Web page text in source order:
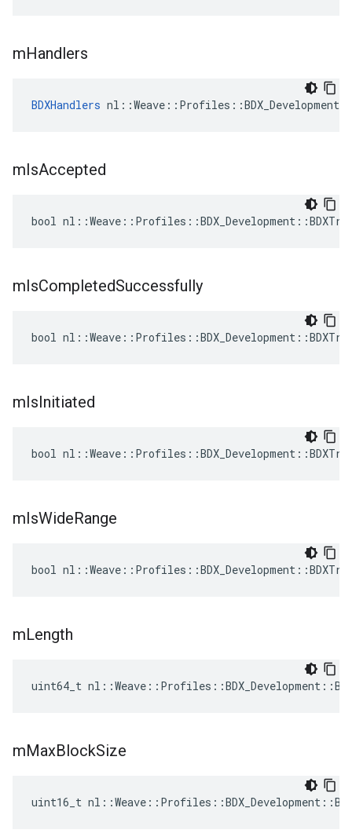
mHandlers
BDXHandlers
mIsAccepted
bool
mIsCompletedSuccessfully
bool
mIsInitiated
bool
mIsWideRange
bool
mLength
uint64_t
mMaxBlockSize
uint16_t